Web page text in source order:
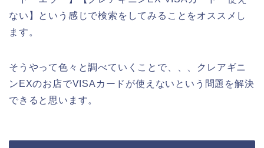
ない】という感じで検索をしてみることをオススメし
ます。
そうやって色々と調べていくことで、、、クレアギニ
ンEXのお店でVISAカードが使えないという問題を解決
できると思います。